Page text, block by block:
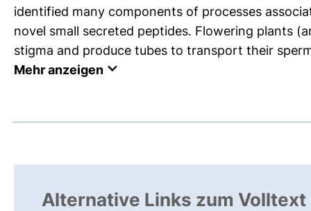
identified many components of processes
novel small secreted peptides. Flowering plants
stigma and produce tubes to transport their
Mehr anzeigen
Alternative Links zum Volltext